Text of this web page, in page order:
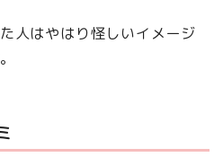
人はやはり怪しいイメージ